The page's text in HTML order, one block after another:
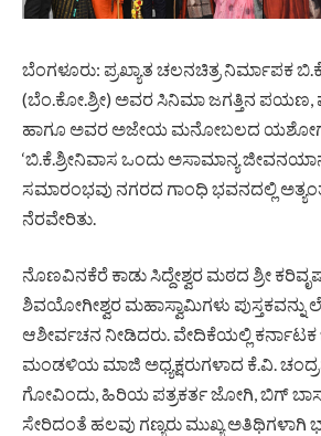
ಬೆಂಗಳೂರು: ಪ್ರಖ್ಯಾತ ಚಲನಚಿತ್ರ ನಿರ್ಮಾಪಕ
(ಬೆಂ.ಕೋ.ಶ್ರೀ) ಅವರ ಸಿನಿಮಾ ಜಗತ್ತಿನ ಪಯಣ,
ಹಾಗೂ ಅವರ ಅಜೇಯ ಮನೋಬಲದ
‘ಬಿ.ಕೆ.ಶ್ರೀನಿವಾಸ ಒಂದು ಅಸಾಮಾನ್ಯ
ಸಮಾರಂಭವು ನಗರದ ಗಾಂಧಿ ಭವನದಲ್ಲಿ
ನೆರವೇರಿತು.
ನೊಣವಿನಕೆರೆ ಕಾಡು ಸಿದ್ದೇಶ್ವರ ಮಠದ ಶ್ರೀ
ಶಿವಯೋಗೀಶ್ವರ ಮಹಾಸ್ವಾಮಿಗಳು
ಆಶೀರ್ವಚನ ನೀಡಿದರು. ವೇದಿಕೆಯಲ್ಲಿ ಕರ್ನಾಟಕ
ಮಂಡಳಿಯ ಮಾಜಿ ಅಧ್ಯಕ್ಷರುಗಳಾದ ಕೆ.ವಿ.
ಗೋವಿಂದು, ಹಿರಿಯ ಪತ್ರಕರ್ತ ಜೋಗಿ, ಬಿಗ್
ಸೇರಿದಂತೆ ಹಲವು ಗಣ್ಯರು ಮುಖ್ಯ ಅತಿಥಿಗಳಾಗಿ